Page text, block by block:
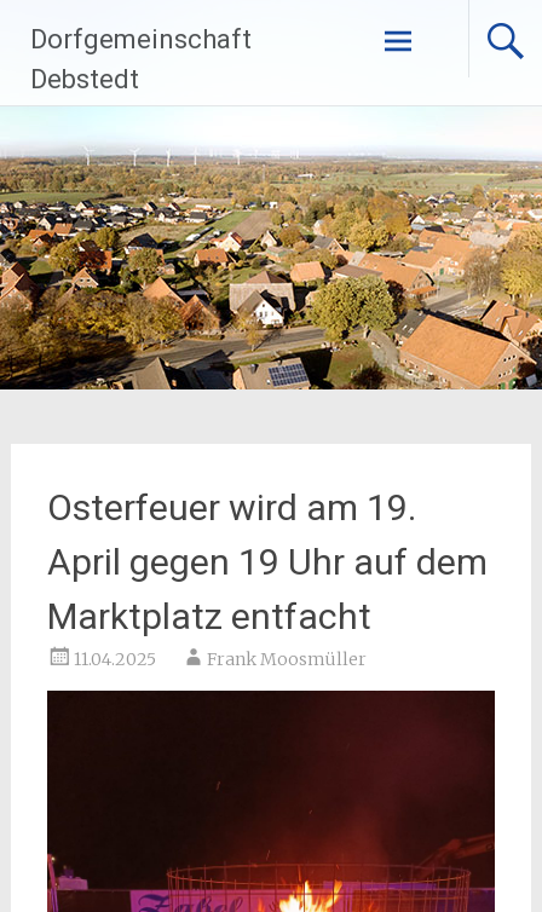
Inhalt
springen
Dorfgemeinschaft
Debstedt
Osterfeuer wird am 19.
April gegen 19 Uhr auf dem
Marktplatz entfacht
11.04.2025 Frank Moosmüller